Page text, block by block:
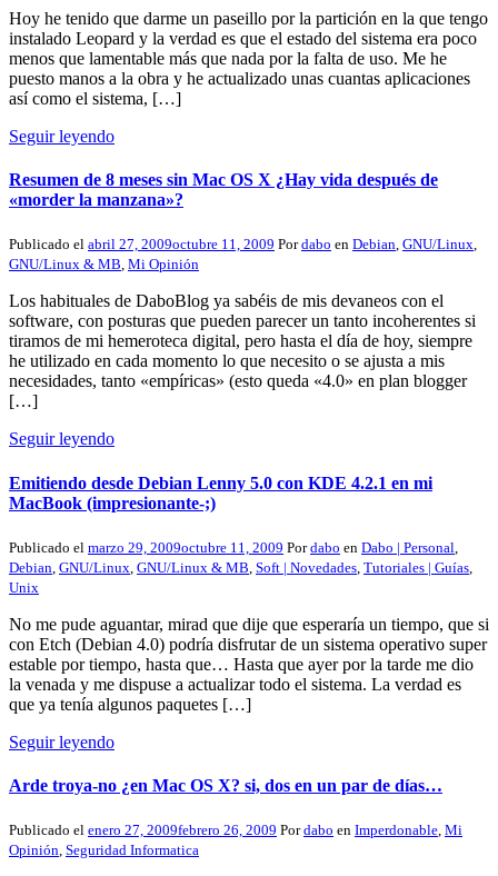
Hoy he tenido que darme un paseillo por la partición en la que tengo
instalado Leopard y la verdad es que el estado del sistema era poco
menos que lamentable más que nada por la falta de uso. Me he
puesto manos a la obra y he actualizado unas cuantas aplicaciones
así como el sistema, […]
Seguir leyendo
Resumen de 8 meses sin Mac OS X ¿Hay vida después de
«morder la manzana»?
Publicado el abril 27, 2009octubre 11, 2009 Pordabo en Debian, GNU/Linux,
GNU/Linux & MB, Mi Opinión
Los habituales de DaboBlog ya sabéis de mis devaneos con el
software, con posturas que pueden parecer un tanto incoherentes si
tiramos de mi hemeroteca digital, pero hasta el día de hoy, siempre
he utilizado en cada momento lo que necesito o se ajusta a mis
necesidades, tanto «empíricas» (esto queda «4.0» en plan blogger
[…]
Seguir leyendo
Emitiendo desde Debian Lenny 5.0 con KDE 4.2.1 en mi
MacBook (impresionante-;)
Publicado el marzo 29, 2009octubre 11, 2009 Pordabo en Dabo | Personal
Debian GNU/Linux GNU/Linux & MB Soft | Novedades Tutoriales | Guías
Unix
No me pude aguantar, mirad que dije que esperaría un tiempo, que si
con Etch (Debian 4.0) podría disfrutar de un sistema operativo super
estable por tiempo, hasta que… Hasta que ayer por la tarde me dio
la venada y me dispuse a actualizar todo el sistema. La verdad es
que ya tenía algunos paquetes […]
Seguir leyendo
Arde troya-no ¿en Mac OS X? si, dos en un par de días…
Publicado el enero 27, 2009febrero 26, 2009 Pordabo en Imperdonable, Mi
Opinión, Seguridad Informatica